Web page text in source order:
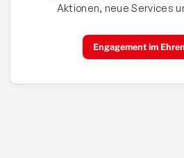
Aktionen, neue Services
Engagement im